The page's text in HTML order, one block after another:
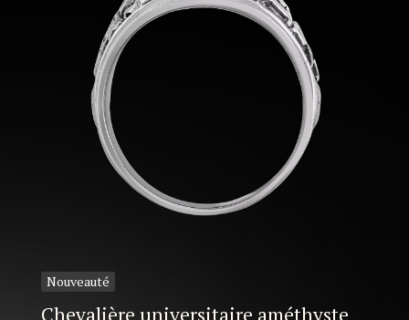
Nouveauté
Chevalière universitaire améthyste